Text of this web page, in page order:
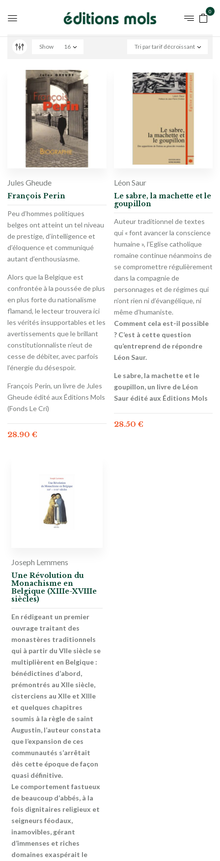
0
Tri par tarif décroissant
Show 16
Jules Gheude
François Perin
Peu d’hommes politiques
belges ont atteint un tel niveau
de prestige, d’intelligence et
d’éloquence et communiqué
autant d’enthousiasme.
Alors que la Belgique est
confrontée à la poussée de plus
en plus forte du nationalisme
flamand, le lecteur trouvera ici
les vérités insupportables et les
avertissements que le brillant
constitutionnaliste n’eut de
cesse de débiter, avec parfois
l’énergie du désespoir.
François Perin, un livre de Jules
Gheude édité aux Éditions Mols
(Fonds Le Cri)
28.90 €
Léon Saur
Le sabre, la machette et le
goupillon
Auteur traditionnel de textes
qui « font avancer la conscience
humaine », l’Eglise catholique
romaine continue néanmoins de
se compromettre régulièrement
dans la compagnie de
personnages et de régimes qui
n’ont rien ni d’évangélique, ni
même d’humaniste.
Comment cela est-il possible
? C’est à cette question
qu’entreprend de répondre
Léon Saur.
Le sabre, la machette et le
goupillon, un livre de Léon
Saur édité aux Éditions Mols
28.50 €
Joseph Lemmens
Une Révolution du
Monachisme en
Belgique (XIIIe-XVIIIe
siècles)
En rédigeant un premier
ouvrage traitant des
monastères traditionnels
qui à partir du VIIe siècle se
multiplièrent en Belgique :
bénédictines d’abord,
prémontrés au XIIe siècle,
cisterciens au XIIe et XIIIe
et quelques chapitres
soumis à la règle de saint
Augustin, l’auteur constata
que l’expansion de ces
communautés s’arrêtait
dès cette époque de façon
quasi définitive.
Le comportement fastueux
de beaucoup d’abbés, à la
fois dignitaires religieux et
seigneurs féodaux,
inamovibles, gérant
d’immenses et riches
domaines exaspérait le